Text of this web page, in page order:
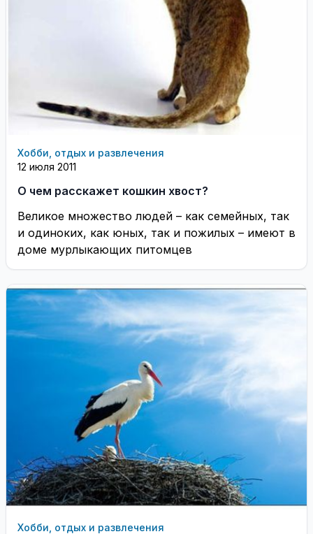
Хобби, отдых и развлечения
12 июля 2011
О чем расскажет кошкин хвост?
Великое множество людей – как семейных, так
и одиноких, как юных, так и пожилых – имеют в
доме мурлыкающих питомцев
Хобби, отдых и развлечения